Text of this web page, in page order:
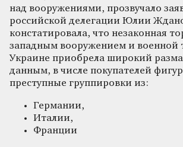
над вооружениями, прозвучало
российской делегации Юлии
констатировала, что незаконная
западным вооружением и военной
Украине приобрела широкий
данным, в числе покупателей
преступные группировки из:
Германии,
Италии,
Франции